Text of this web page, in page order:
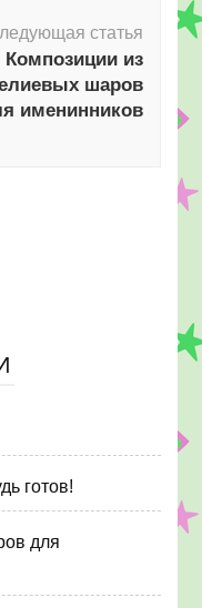
статья
Композиции из
шаров
именинников
готов!
для